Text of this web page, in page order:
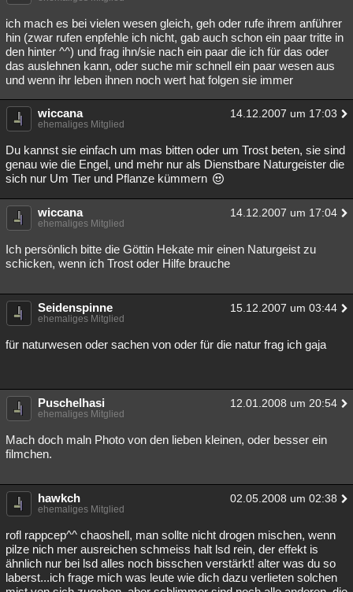
ich mach es bei vielen wesen gleich, geh oder rufe ihrem anführer
hin (zwar rufen enpfehle ich nicht, gab auch schon ein paar tritte in
den hinter ^^) und frag ihn/sie nach ein paar die ich für das oder
das auslehnen kann, oder suche mir schnell ein paar wesen aus
und wenn ihr leben ihnen noch wert hat folgen sie immer
wiccana 14.12.2007 um 17:03
ehemaliges Mitglied
Du kannst sie einfach um mas bitten oder um Trost beten, sie sind
genau wie die Engel, und mehr nur als Dienstbare Naturgeister die
sich nur Um Tier und Pflanze kümmern
wiccana 14.12.2007 um 17:04
ehemaliges Mitglied
Ich persönlich bitte die Göttin Hekate mir einen Naturgeist zu
schicken, wenn ich Trost oder Hilfe brauche
Seidenspinne 15.12.2007 um 03:44
ehemaliges Mitglied
für naturwesen oder sachen von oder für die natur frag ich gaja
Puschelhasi 12.01.2008 um 20:54
ehemaliges Mitglied
Mach doch maln Photo von den lieben kleinen, oder besser ein
filmchen.
hawkch 02.05.2008 um 02:38
ehemaliges Mitglied
rofl rappcep^^ chaoshell, man sollte nicht drogen mischen, wenn
pilze nich mer ausreichen schmeiss halt lsd rein, der effekt is
ähnlich nur bei lsd alles noch bisschen verstärkt! alter was du so
laberst...ich frage mich was leute wie dich dazu verlieten solchen